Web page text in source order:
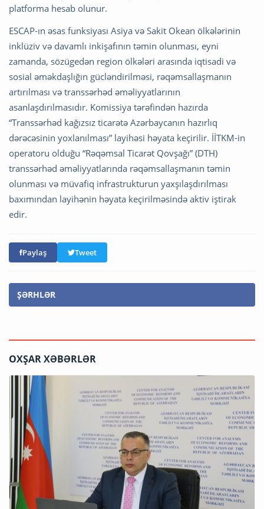
platforma hesab olunur.
ESCAP-ın əsas funksiyası Asiya və Sakit Okean ölkələrinin
inklüziv və davamlı inkişafının təmin olunması, eyni
zamanda, sözügedən region ölkələri arasında iqtisadi və
sosial əməkdaşlığın gücləndirilməsi, rəqəmsallaşmanın
artırılması və transsərhəd əməliyyatlarının
asanlaşdırılmasıdır. Komissiya tərəfindən hazırda
“Transsərhəd kağızsız ticarətə Azərbaycanın hazırlıq
dərəcəsinin yoxlanılması” layihəsi həyata keçirilir. İİTKM-in
operatoru olduğu “Rəqəmsal Ticarət Qovşağı” (DTH)
transsərhəd əməliyyatlarında rəqəmsallaşmanın təmin
olunması və müvafiq infrastrukturun yaxşılaşdırılması
baxımından layihənin həyata keçirilməsində aktiv iştirak
edir.
Paylaş Tweet
ŞƏRHLƏR
OXŞAR XƏBƏRLƏR